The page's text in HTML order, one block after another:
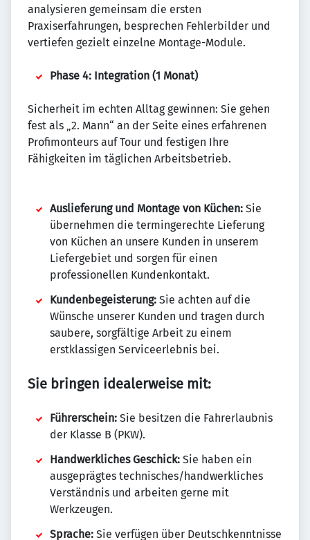
analysieren gemeinsam die ersten
Praxiserfahrungen, besprechen Fehlerbilder und
vertiefen gezielt einzelne Montage-Module.
Phase 4: Integration (1 Monat)
Sicherheit im echten Alltag gewinnen: Sie gehen
fest als „2. Mann“ an der Seite eines erfahrenen
Profimonteurs auf Tour und festigen Ihre
Fähigkeiten im täglichen Arbeitsbetrieb.
Auslieferung und Montage von Küchen: Sie
übernehmen die termingerechte Lieferung
von Küchen an unsere Kunden in unserem
Liefergebiet und sorgen für einen
professionellen Kundenkontakt.
Kundenbegeisterung: Sie achten auf die
Wünsche unserer Kunden und tragen durch
saubere, sorgfältige Arbeit zu einem
erstklassigen Serviceerlebnis bei.
Sie bringen idealerweise mit:
Führerschein: Sie besitzen die Fahrerlaubnis
der Klasse B (PKW).
Handwerkliches Geschick: Sie haben ein
ausgeprägtes technisches/handwerkliches
Verständnis und arbeiten gerne mit
Werkzeugen.
Sprache: Sie verfügen über Deutschkenntnisse